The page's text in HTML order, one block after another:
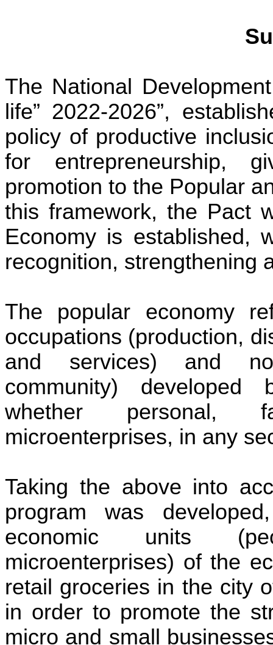
The National
life” 2022-2026”,
policy of productive
for entrepreneurship,
promotion to the Popular
this framework, the Pact
Economy is established,
recognition, strengthening
The popular economy
occupations (production,
and services) and
community) developed
whether personal,
microenterprises, in any
Taking the above into
program was
economic units
microenterprises) of the
retail groceries in the city
in order to promote the
micro and small